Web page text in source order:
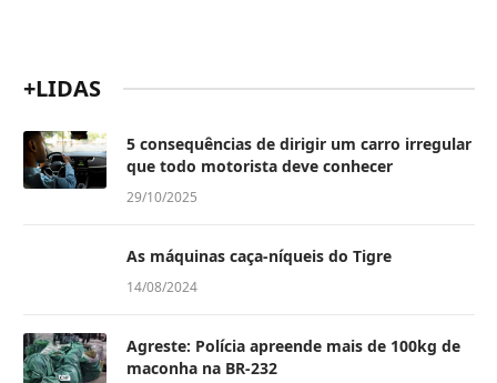
+LIDAS
5 consequências de dirigir um carro irregular
que todo motorista deve conhecer
29/10/2025
As máquinas caça-níqueis do Tigre
14/08/2024
Agreste: Polícia apreende mais de 100kg de
maconha na BR-232